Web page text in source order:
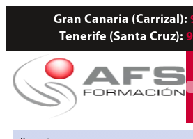
Gran Canaria (Carrizal):
Tenerife (Santa Cruz):